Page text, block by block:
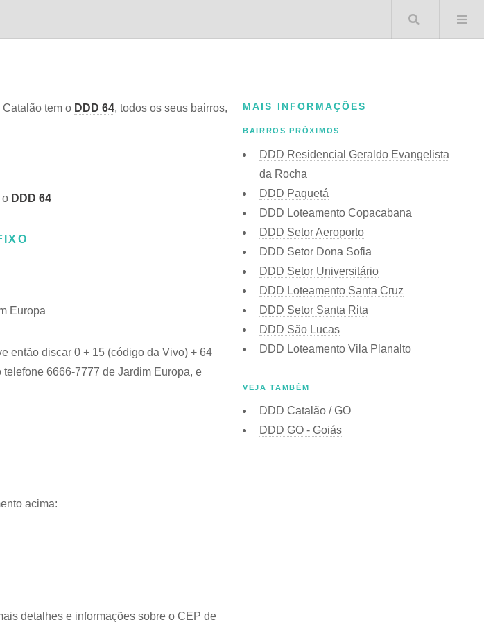
Buscar
tem o DDD 64, todos os seus bairros,
o DDD 64
Europa
então discar 0 + 15 (código da Vivo) + 64
6666-7777 de Jardim Europa, e
acima:
detalhes e informações sobre o CEP de
MAIS INFORMAÇÕES
BAIRROS PRÓXIMOS
DDD Residencial Geraldo Evangelista
da Rocha
DDD Paquetá
DDD Loteamento Copacabana
DDD Setor Aeroporto
DDD Setor Dona Sofia
DDD Setor Universitário
DDD Loteamento Santa Cruz
DDD Setor Santa Rita
DDD São Lucas
DDD Loteamento Vila Planalto
VEJA TAMBÉM
DDD Catalão / GO
DDD GO - Goiás